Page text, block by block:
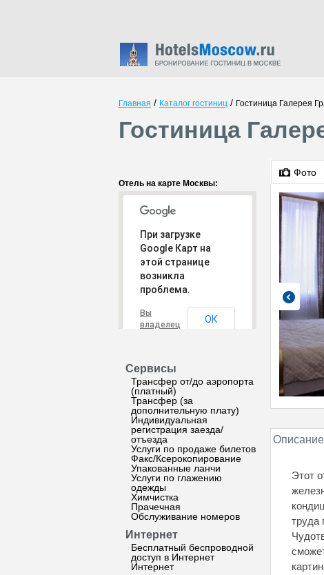
Главная / Каталог гостиниц / Гостиница Галерея
Гостиница
Отель на карте Москвы:
При загрузке
Google Карт на
этой странице
возникла
проблема.
Вы
владелец
ОК
Сервисы
Трансфер от/до аэропорта
(платный)
Трансфер (за
дополнительную плату)
Индивидуальная
регистрация заезда/
отъезда
Услуги по продаже билетов
Факс/Ксерокопирование
Упакованные ланчи
Услуги по глажению
одежды
Химчистка
Прачечная
Обслуживание номеров
Интернет
Бесплатный беспроводной
доступ в Интернет
Интернет
Фото
Этот
труда